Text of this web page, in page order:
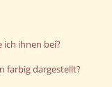
ihnen bei?
farbig dargestellt?